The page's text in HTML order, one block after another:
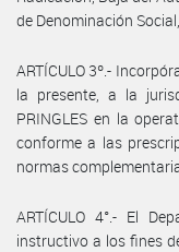
de Denominación
ARTÍCULO 3º.-
la presente, a la
PRINGLES en la
conforme a las
normas
ARTÍCULO 4°.- El
instructivo a los fines